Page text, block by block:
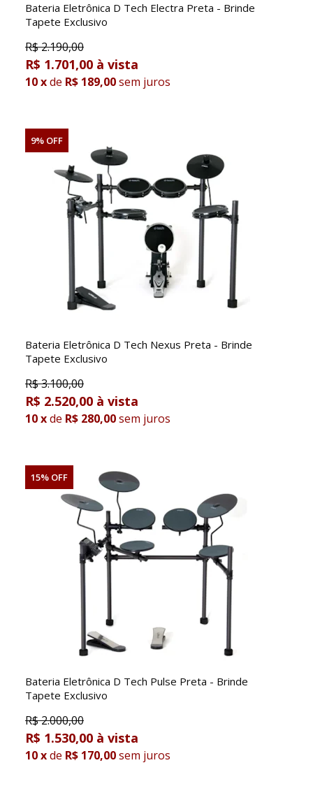
Bateria Eletrônica D Tech Electra Preta - Brinde
Tapete Exclusivo
R$2.190,00
R$ 1.701,00
10xde R$ 189,00sem juros
9% OFF
Bateria Eletrônica D Tech Nexus Preta - Brinde
Tapete Exclusivo
R$3.100,00
R$ 2.520,00
10xde R$ 280,00sem juros
15% OFF
Bateria Eletrônica D Tech Pulse Preta - Brinde
Tapete Exclusivo
R$2.000,00
R$ 1.530,00
10xde R$ 170,00sem juros